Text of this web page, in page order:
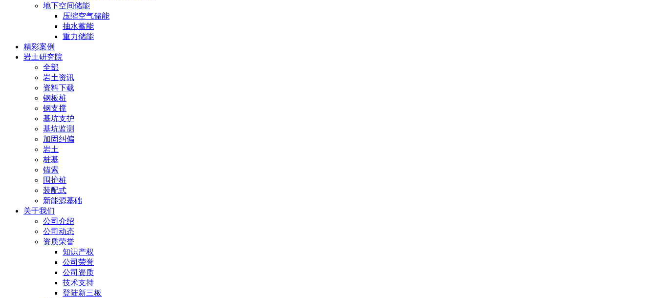
地下空间储能
压缩空气储能
抽水蓄能
重力储能
精彩案例
岩土研究院
全部
岩土资讯
资料下载
钢板桩
钢支撑
基坑支护
基坑监测
加固纠偏
岩土
桩基
锚索
围护桩
装配式
新能源基础
关于我们
公司介绍
公司动态
资质荣誉
知识产权
公司荣誉
公司资质
技术支持
登陆新三板